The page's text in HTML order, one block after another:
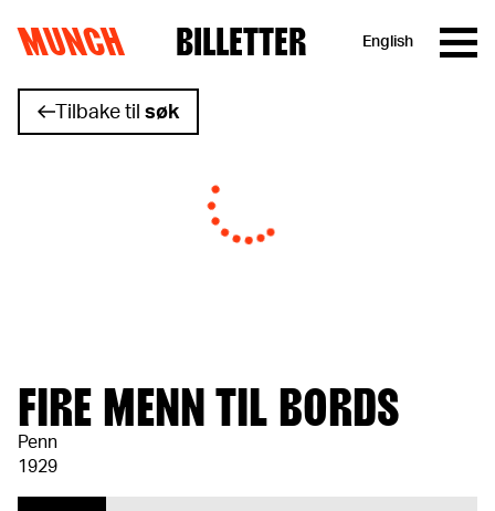
Hopp til innhold
MUNCH BILLETTER English
Tilbake til søk
FIRE MENN TIL BORDS
Penn
1929